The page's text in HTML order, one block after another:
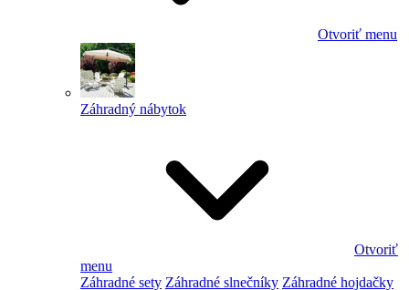
Otvoriť menu
Záhradný nábytok
Otvoriť
menu
Záhradné sety Záhradné slnečníky Záhradné hojdačky